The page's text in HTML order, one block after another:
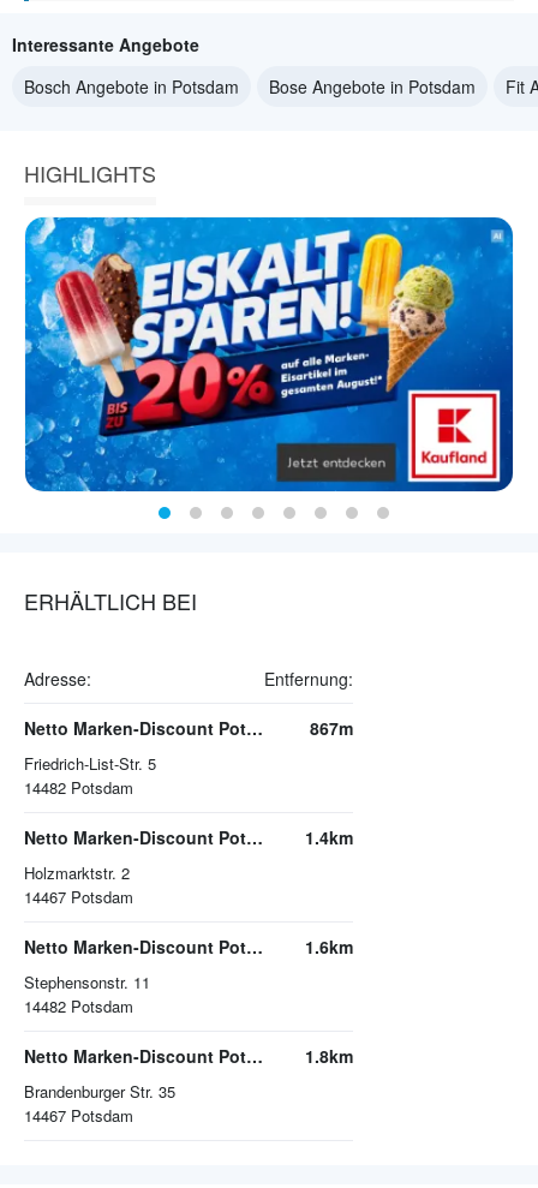
Interessante Angebote
Bosch Angebote in Potsdam
Bose Angebote in Potsdam Fit
HIGHLIGHTS
ERHÄLTLICH BEI
Adresse: Entfernung:
Netto Marken-Discount Potsdam
Friedrich-List-Str. 5
14482 Potsdam
867m
Netto Marken-Discount Potsdam
Holzmarktstr. 2
14467 Potsdam
1.4km
Netto Marken-Discount Potsdam
Stephensonstr. 11
14482 Potsdam
1.6km
Netto Marken-Discount Potsdam
Brandenburger Str. 35
14467 Potsdam
1.8km